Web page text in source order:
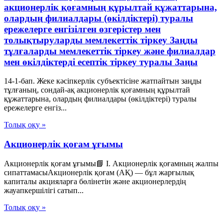
акционерлік қоғамның құрылтай құжаттарына,
олардың филиалдары (өкілдіктері) туралы
ережелерге енгізілген өзгерістер мен
толықтыруларды мемлекеттік тіркеу Заңды
тұлғаларды мемлекеттік тіркеу және филиалдар
мен өкілдіктерді есептік тіркеу туралы Заңы
14-1-бап. Жеке кәсіпкерлік субъектісіне жатпайтын заңды
тұлғаның, сондай-ақ акционерлік қоғамның құрылтай
құжаттарына, олардың филиалдары (өкілдіктері) туралы
ережелерге енгіз...
Толық оқу »
Акционерлік қоғам ұғымы
Акционерлік қоғам ұғымы📘 I. Акционерлік қоғамның жалпы
сипаттамасыАкционерлік қоғам (АҚ) — бұл жарғылық
капиталы акцияларға бөлінетін және акционерлердің
жауапкершілігі сатып...
Толық оқу »